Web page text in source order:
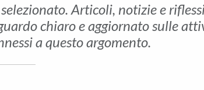
Articoli, notizie e
chiaro e aggiornato sulle
a questo argomento.